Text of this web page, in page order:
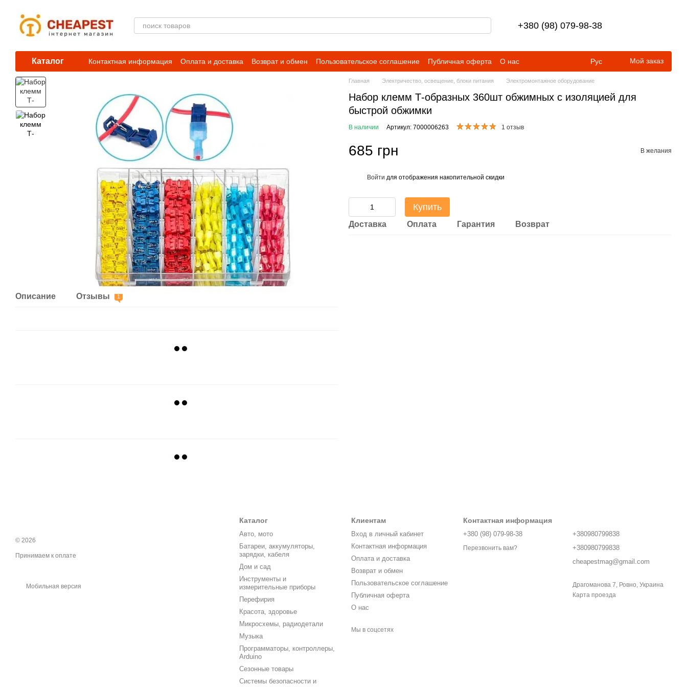
+380 (98) 079-98-38
Каталог Контактная информация Оплата и доставка Возврат и обмен Пользовательское соглашение Публичная оферта О нас Рус Мой заказ
Описание Отзывы 1
Главная Электричество, освещение, блоки питания Электромонтажное оборудование
Набор клемм Т-образных 360шт обжимных с изоляцией для
быстрой обжимки
В наличии Артикул: 7000006263 1 отзыв
685 грн В желания
Войти для отображения накопительной скидки
Купить
Доставка Оплата Гарантия Возврат
© 2026
Принимаем к оплате
Мобильная версия
Каталог
Авто, мото
Батареи, аккумуляторы,
зарядки, кабеля
Дом и сад
Инструменты и
измерительные приборы
Перефирия
Красота, здоровье
Микросхемы, радиодетали
Музыка
Программаторы, контроллеры,
Arduino
Сезонные товары
Системы безопасности и
Клиентам
Вход в личный кабинет
Контактная информация
Оплата и доставка
Возврат и обмен
Пользовательское соглашение
Публичная оферта
О нас
Мы в соцсетях
Контактная информация
+380 (98) 079-98-38
Перезвонить вам?
+380980799838
+380980799838
cheapestmag@gmail.com
Драгоманова 7, Ровно, Украина
Карта проезда